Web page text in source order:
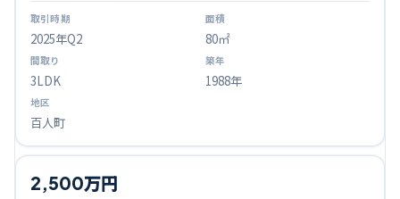
2025年Q2 80㎡
3LDK 1988年
百人町
2,500万円